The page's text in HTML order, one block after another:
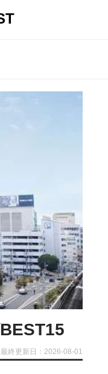
最終更新日：2026-08-01